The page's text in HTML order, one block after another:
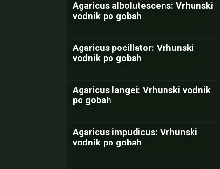
Agaricus albolutescens: Vrhunski
vodnik po gobah
Agaricus pocillator: Vrhunski
vodnik po gobah
Agaricus langei: Vrhunski vodnik
po gobah
Agaricus impudicus: Vrhunski
vodnik po gobah